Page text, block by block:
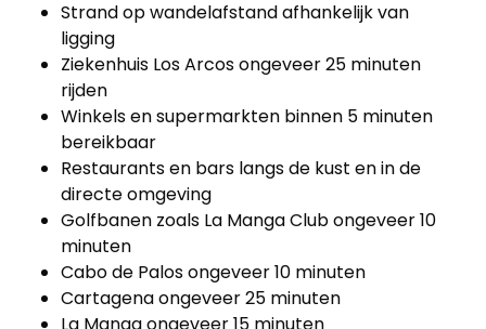
Strand op wandelafstand afhankelijk van
ligging
Ziekenhuis Los Arcos ongeveer 25 minuten
rijden
Winkels en supermarkten binnen 5 minuten
bereikbaar
Restaurants en bars langs de kust en in de
directe omgeving
Golfbanen zoals La Manga Club ongeveer 10
minuten
Cabo de Palos ongeveer 10 minuten
Cartagena ongeveer 25 minuten